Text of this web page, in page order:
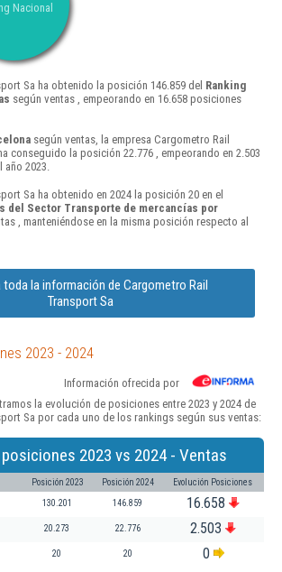
Nacional
Sa ha obtenido la posición 146.859 del Ranking
según ventas , empeorando en 16.658 posiciones
según ventas, la empresa Cargometro Rail
conseguido la posición 22.776 , empeorando en 2.503
2023.
Sa ha obtenido en 2024 la posición 20 en el
del Sector Transporte de mercancías por
, manteniéndose en la misma posición respecto al
toda la información de Cargometro Rail
Transport Sa
2023 - 2024
Información ofrecida por
la evolución de posiciones entre 2023 y 2024 de
Sa por cada uno de los rankings según sus ventas:
2023 vs 2024 - Ventas
Posición 2023 Posición 2024 Evolución Posiciones
130.201 146.859 16.658
20.273 22.776 2.503
20 20 0